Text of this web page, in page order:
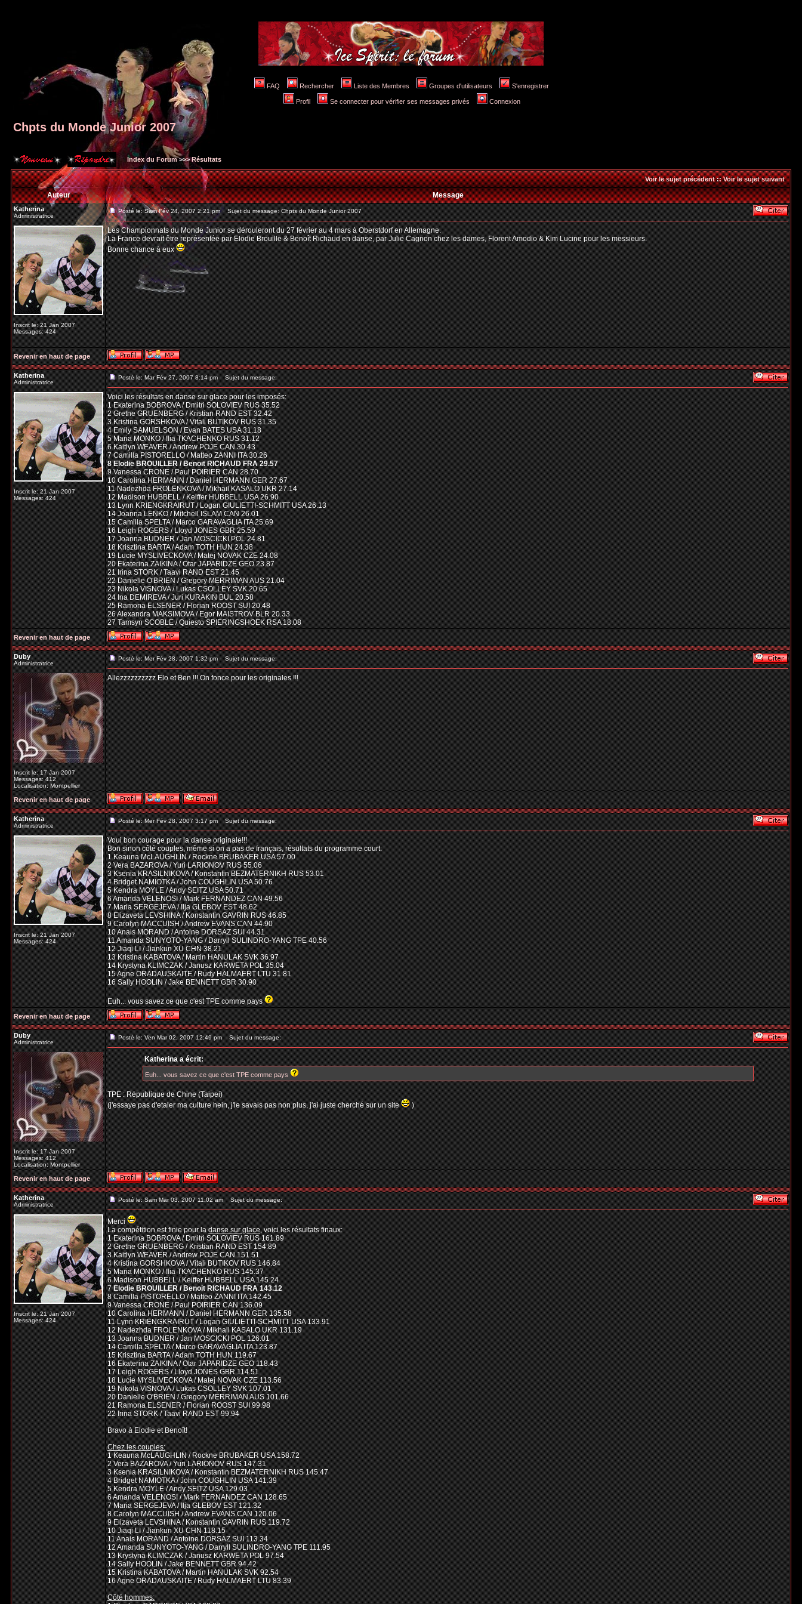
FAQ Rechercher Liste des Membres Groupes d'utilisateurs S'enregistrer
Profil Se connecter pour vérifier ses messages privés Connexion
Chpts du Monde Junior 2007
Index du Forum>>>Résultats
Voir le sujet précédent::Voir le sujet suivant
Auteur Message
Katherina
Administratrice
Inscrit le: 21 Jan 2007
Messages: 424
Posté le: Sam Fév 24, 2007 2:21 pm Sujet du message: Chpts du Monde Junior 2007
Les Championnats du Monde Junior se dérouleront du 27 février au 4 mars à Oberstdorf en Allemagne.
La France devrait être représentée par Elodie Brouille & Benoît Richaud en danse, par Julie Cagnon chez les dames, Florent Amodio & Kim Lucine pour les messieurs.
Bonne chance à eux
Revenir en haut de page
Katherina
Administratrice
Inscrit le: 21 Jan 2007
Messages: 424
Posté le: Mar Fév 27, 2007 8:14 pm Sujet du message:
Voici les résultats en danse sur glace pour les imposés:
1 Ekaterina BOBROVA / Dmitri SOLOVIEV RUS 35.52
2 Grethe GRUENBERG / Kristian RAND EST 32.42
3 Kristina GORSHKOVA / Vitali BUTIKOV RUS 31.35
4 Emily SAMUELSON / Evan BATES USA 31.18
5 Maria MONKO / Ilia TKACHENKO RUS 31.12
6 Kaitlyn WEAVER / Andrew POJE CAN 30.43
7 Camilla PISTORELLO / Matteo ZANNI ITA 30.26
8 Elodie BROUILLER / Benoit RICHAUD FRA 29.57
9 Vanessa CRONE / Paul POIRIER CAN 28.70
10 Carolina HERMANN / Daniel HERMANN GER 27.67
11 Nadezhda FROLENKOVA / Mikhail KASALO UKR 27.14
12 Madison HUBBELL / Keiffer HUBBELL USA 26.90
13 Lynn KRIENGKRAIRUT / Logan GIULIETTI-SCHMITT USA 26.13
14 Joanna LENKO / Mitchell ISLAM CAN 26.01
15 Camilla SPELTA / Marco GARAVAGLIA ITA 25.69
16 Leigh ROGERS / Lloyd JONES GBR 25.59
17 Joanna BUDNER / Jan MOSCICKI POL 24.81
18 Krisztina BARTA / Adam TOTH HUN 24.38
19 Lucie MYSLIVECKOVA / Matej NOVAK CZE 24.08
20 Ekaterina ZAIKINA / Otar JAPARIDZE GEO 23.87
21 Irina STORK / Taavi RAND EST 21.45
22 Danielle O'BRIEN / Gregory MERRIMAN AUS 21.04
23 Nikola VISNOVA / Lukas CSOLLEY SVK 20.65
24 Ina DEMIREVA / Juri KURAKIN BUL 20.58
25 Ramona ELSENER / Florian ROOST SUI 20.48
26 Alexandra MAKSIMOVA / Egor MAISTROV BLR 20.33
27 Tamsyn SCOBLE / Quiesto SPIERINGSHOEK RSA 18.08
Revenir en haut de page
Duby
Administratrice
Inscrit le: 17 Jan 2007
Messages: 412
Localisation: Montpellier
Posté le: Mer Fév 28, 2007 1:32 pm Sujet du message:
Allezzzzzzzzzz Elo et Ben !!! On fonce pour les originales !!!
Revenir en haut de page
Katherina
Administratrice
Inscrit le: 21 Jan 2007
Messages: 424
Posté le: Mer Fév 28, 2007 3:17 pm Sujet du message:
Voui bon courage pour la danse originale!!!
Bon sinon côté couples, même si on a pas de français, résultats du programme court:
1 Keauna McLAUGHLIN / Rockne BRUBAKER USA 57.00
2 Vera BAZAROVA / Yuri LARIONOV RUS 55.06
3 Ksenia KRASILNIKOVA / Konstantin BEZMATERNIKH RUS 53.01
4 Bridget NAMIOTKA / John COUGHLIN USA 50.76
5 Kendra MOYLE / Andy SEITZ USA 50.71
6 Amanda VELENOSI / Mark FERNANDEZ CAN 49.56
7 Maria SERGEJEVA / Ilja GLEBOV EST 48.62
8 Elizaveta LEVSHINA / Konstantin GAVRIN RUS 46.85
9 Carolyn MACCUISH / Andrew EVANS CAN 44.90
10 Anais MORAND / Antoine DORSAZ SUI 44.31
11 Amanda SUNYOTO-YANG / Darryll SULINDRO-YANG TPE 40.56
12 Jiaqi LI / Jiankun XU CHN 38.21
13 Kristina KABATOVA / Martin HANULAK SVK 36.97
14 Krystyna KLIMCZAK / Janusz KARWETA POL 35.04
15 Agne ORADAUSKAITE / Rudy HALMAERT LTU 31.81
16 Sally HOOLIN / Jake BENNETT GBR 30.90
Euh... vous savez ce que c'est TPE comme pays
Revenir en haut de page
Duby
Administratrice
Inscrit le: 17 Jan 2007
Messages: 412
Localisation: Montpellier
Posté le: Ven Mar 02, 2007 12:49 pm Sujet du message:
Katherina a écrit:
Euh... vous savez ce que c'est TPE comme pays
TPE : République de Chine (Taipei)
(j'essaye pas d'etaler ma culture hein, j'le savais pas non plus, j'ai juste cherché sur un site
)
Revenir en haut de page
Katherina
Administratrice
Inscrit le: 21 Jan 2007
Messages: 424
Posté le: Sam Mar 03, 2007 11:02 am Sujet du message:
Merci
La compétition est finie pour ladanse sur glace, voici les résultats finaux:
1 Ekaterina BOBROVA / Dmitri SOLOVIEV RUS 161.89
2 Grethe GRUENBERG / Kristian RAND EST 154.89
3 Kaitlyn WEAVER / Andrew POJE CAN 151.51
4 Kristina GORSHKOVA / Vitali BUTIKOV RUS 146.84
5 Maria MONKO / Ilia TKACHENKO RUS 145.37
6 Madison HUBBELL / Keiffer HUBBELL USA 145.24
7Elodie BROUILLER / Benoit RICHAUD FRA 143.12
8 Camilla PISTORELLO / Matteo ZANNI ITA 142.45
9 Vanessa CRONE / Paul POIRIER CAN 136.09
10 Carolina HERMANN / Daniel HERMANN GER 135.58
11 Lynn KRIENGKRAIRUT / Logan GIULIETTI-SCHMITT USA 133.91
12 Nadezhda FROLENKOVA / Mikhail KASALO UKR 131.19
13 Joanna BUDNER / Jan MOSCICKI POL 126.01
14 Camilla SPELTA / Marco GARAVAGLIA ITA 123.87
15 Krisztina BARTA / Adam TOTH HUN 119.67
16 Ekaterina ZAIKINA / Otar JAPARIDZE GEO 118.43
17 Leigh ROGERS / Lloyd JONES GBR 114.51
18 Lucie MYSLIVECKOVA / Matej NOVAK CZE 113.56
19 Nikola VISNOVA / Lukas CSOLLEY SVK 107.01
20 Danielle O'BRIEN / Gregory MERRIMAN AUS 101.66
21 Ramona ELSENER / Florian ROOST SUI 99.98
22 Irina STORK / Taavi RAND EST 99.94
Bravo à Elodie et Benoît!
Chez les couples:
1 Keauna McLAUGHLIN / Rockne BRUBAKER USA 158.72
2 Vera BAZAROVA / Yuri LARIONOV RUS 147.31
3 Ksenia KRASILNIKOVA / Konstantin BEZMATERNIKH RUS 145.47
4 Bridget NAMIOTKA / John COUGHLIN USA 141.39
5 Kendra MOYLE / Andy SEITZ USA 129.03
6 Amanda VELENOSI / Mark FERNANDEZ CAN 128.65
7 Maria SERGEJEVA / Ilja GLEBOV EST 121.32
8 Carolyn MACCUISH / Andrew EVANS CAN 120.06
9 Elizaveta LEVSHINA / Konstantin GAVRIN RUS 119.72
10 Jiaqi LI / Jiankun XU CHN 118.15
11 Anais MORAND / Antoine DORSAZ SUI 113.34
12 Amanda SUNYOTO-YANG / Darryll SULINDRO-YANG TPE 111.95
13 Krystyna KLIMCZAK / Janusz KARWETA POL 97.54
14 Sally HOOLIN / Jake BENNETT GBR 94.42
15 Kristina KABATOVA / Martin HANULAK SVK 92.54
16 Agne ORADAUSKAITE / Rudy HALMAERT LTU 83.39
Côté hommes: